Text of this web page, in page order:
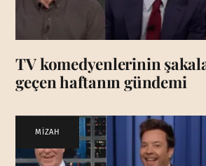
TV komedyenlerinin
geçen haftanın gündemi
MİZAH